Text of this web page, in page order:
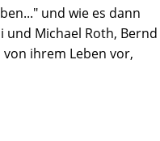
und wie es dann
und Michael Roth, Bernd
ihrem Leben vor,